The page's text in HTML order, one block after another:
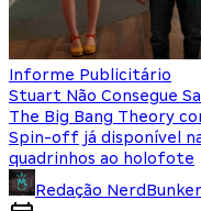
Informe Publicitário
Stuart Não Consegue
The Big Bang Theory
Spin-off já disponível
quadrinhos ao holofote
Redação NerdBunker